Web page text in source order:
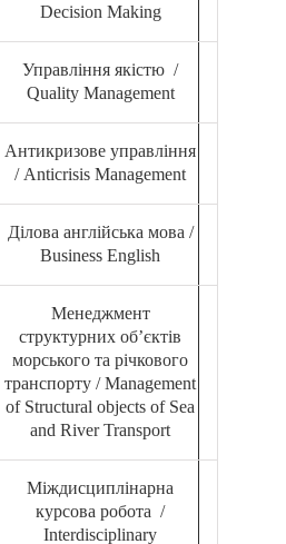
Decision Making
Управління якістю /
Quality Management
Антикризове управління
/ Anticrisis Management
Ділова англійська мова /
Business English
Менеджмент
структурних об’єктів
морського та річкового
транспорту / Management
of Structural objects of Sea
and River Transport
Міждисциплінарна
курсова робота /
Interdisciplinary